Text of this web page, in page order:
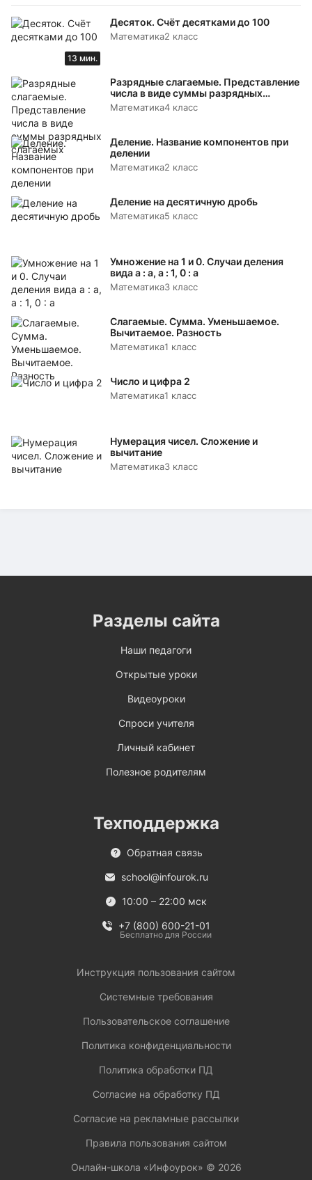
13 мин.
Десяток. Счёт десятками до 100
Математика2 класс
Разрядные слагаемые. Представление
числа в виде суммы разрядных
слагаемых
Математика4 класс
Деление. Название компонентов при
делении
Математика2 класс
Деление на десятичную дробь
Математика5 класс
Умножение на 1 и 0. Случаи деления
вида а : а, а : 1, 0 : а
Математика3 класс
Слагаемые. Сумма. Уменьшаемое.
Вычитаемое. Разность
Математика1 класс
Число и цифра 2
Математика1 класс
Нумерация чисел. Сложение и
вычитание
Математика3 класс
Разделы сайта
Наши педагоги
Открытые уроки
Видеоуроки
Спроси учителя
Личный кабинет
Полезное родителям
Техподдержка
Обратная связь
school@infourok.ru
10:00 – 22:00 мск
+7 (800) 600-21-01
Бесплатно для России
Инструкция пользования сайтом
Системные требования
Пользовательское соглашение
Политика конфиденциальности
Политика обработки ПД
Согласие на обработку ПД
Согласие на рекламные рассылки
Правила пользования сайтом
Онлайн-школа «Инфоурок» © 2026